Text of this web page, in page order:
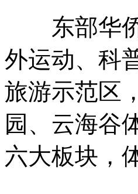
东部华侨
外运动、科
旅游示范区
园、云海谷
六大板块，